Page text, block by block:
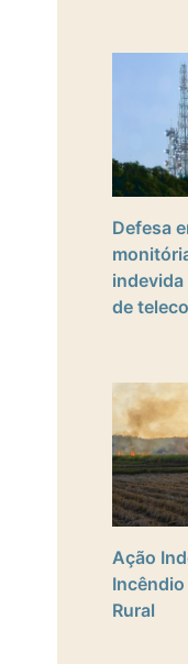
Defesa
de
Ação
Rural